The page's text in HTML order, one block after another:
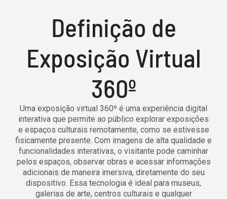
Definição de
Exposição Virtual
360º
Uma exposição virtual 360º é uma experiência digital
interativa que permite ao público explorar exposições
e espaços culturais remotamente, como se estivesse
fisicamente presente. Com imagens de alta qualidade e
funcionalidades interativas, o visitante pode caminhar
pelos espaços, observar obras e acessar informações
adicionais de maneira imersiva, diretamente do seu
dispositivo. Essa tecnologia é ideal para museus,
galerias de arte, centros culturais e qualquer